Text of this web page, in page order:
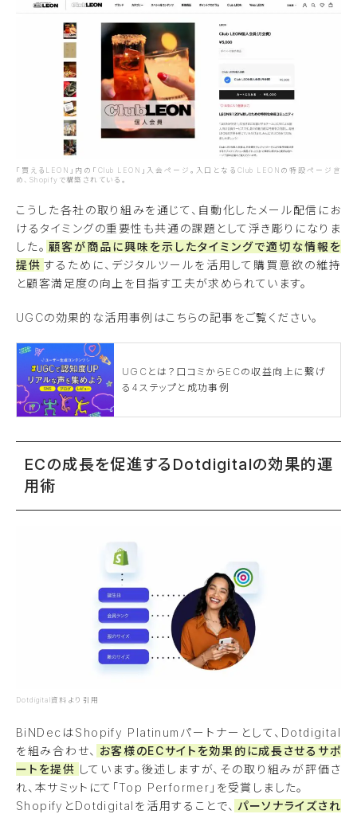
「買えるLEON」内の「Club LEON」入会ページ。入口となるClub LEONの特設ページ含
め、Shopifyで構築されている。
こうした各社の取り組みを通じて、自動化したメール配信にお
けるタイミングの重要性も共通の課題として浮き彫りになりま
した。 顧客が商品に興味を示したタイミングで適切な情報を
提供 するために、デジタルツールを活用して購買意欲の維持
と顧客満足度の向上を目指す工夫が求められています。
UGCの効果的な活用事例はこちらの記事をご覧ください。
UGCとは？口コミからECの収益向上に繋げ
る4ステップと成功事例
ECの成長を促進するDotdigitalの効果的運
用術
Dotdigital資料より引用
BiNDecはShopify Platinumパートナーとして、Dotdigital
を組み合わせ、 お客様のECサイトを効果的に成長させるサポ
ートを提供 しています。後述しますが、その取り組みが評価さ
れ、本サミットにて「Top Performer」を受賞しました。
ShopifyとDotdigitalを活用することで、 パーソナライズされ